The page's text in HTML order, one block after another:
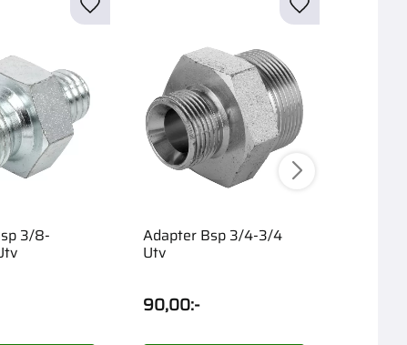
3/8- Adapter Bsp 3/4-3/4
Utv
90,00:-